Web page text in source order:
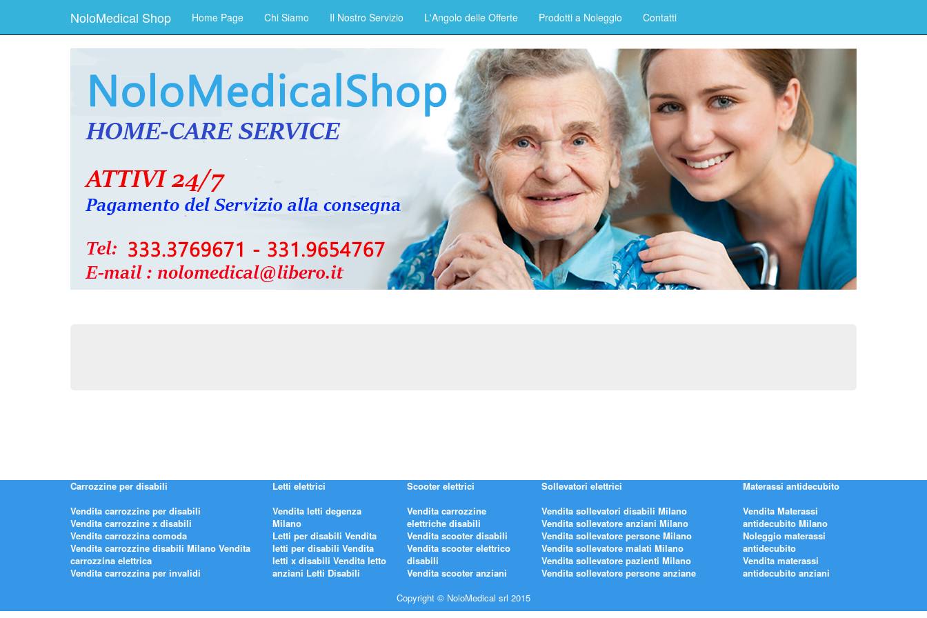
NoloMedical Shop Home Page Chi Siamo Il Nostro Servizio L'Angolo delle Offerte Prodotti a Noleggio Contatti
Carrozzine per disabili
Vendita carrozzine per disabili
Vendita carrozzine x disabili
Vendita carrozzina comoda
Vendita carrozzine disabili Milano Vendita
carrozzina elettrica
Vendita carrozzina per invalidi
Letti elettrici
Vendita letti degenza
Milano
Letti per disabili Vendita
letti per disabili Vendita
letti x disabili Vendita letto
anziani Letti Disabili
Scooter elettrici
Vendita carrozzine
elettriche disabili
Vendita scooter disabili
Vendita scooter elettrico
disabili
Vendita scooter anziani
Sollevatori elettrici
Vendita sollevatori disabili Milano
Vendita sollevatore anziani Milano
Vendita sollevatore persone Milano
Vendita sollevatore malati Milano
Vendita sollevatore pazienti Milano
Vendita sollevatore persone anziane
Materassi antidecubito
Vendita Materassi
antidecubito Milano
Noleggio materassi
antidecubito
Vendita materassi
antidecubito anziani
Copyright © NoloMedical srl 2015